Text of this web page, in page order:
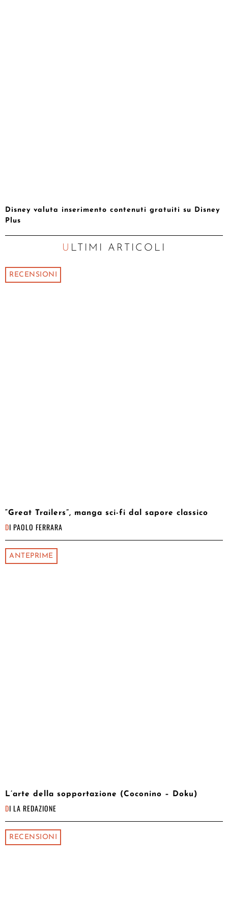
Disney valuta inserimento contenuti gratuiti su Disney
Plus
ULTIMI ARTICOLI
RECENSIONI
“Great Trailers”, manga sci-fi dal sapore classico
DI PAOLO FERRARA
ANTEPRIME
L’arte della sopportazione (Coconino – Doku)
DI LA REDAZIONE
RECENSIONI